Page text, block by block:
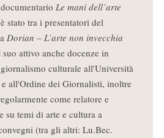
Le mani dell’arte
stato tra i presentatori del
Dorian – L’arte non invecchia
attivo anche docenze in
culturale all'Università
all'Ordine dei Giornalisti, inoltre
come relatore e
su temi di arte e cultura a
(tra gli altri: Lu.Bec.